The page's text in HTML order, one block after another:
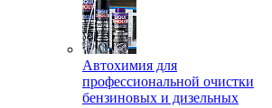
Автохимия для
профессиональной очистки
бензиновых и дизельных